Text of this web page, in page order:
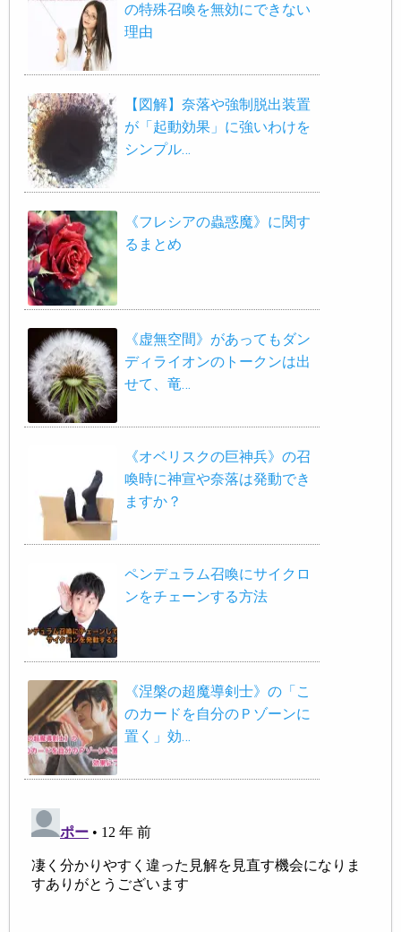
の特殊召喚を無効にできない
理由
【図解】奈落や強制脱出装置
が「起動効果」に強いわけを
シンプル…
《フレシアの蟲惑魔》に関す
るまとめ
《虚無空間》があってもダン
ディライオンのトークンは出
せて、竜…
《オベリスクの巨神兵》の召
喚時に神宣や奈落は発動でき
ますか？
ペンデュラム召喚にサイクロ
ンをチェーンする方法
《涅槃の超魔導剣士》の「こ
のカードを自分のＰゾーンに
置く」効…